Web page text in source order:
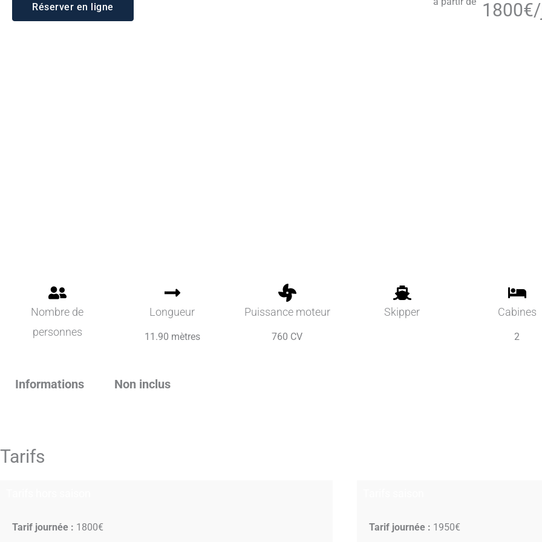
Réserver en ligne 1800
Nombre de
personnes
Longueur
11.90 mètres
Puissance moteur
760 CV
Skipper Cabines
2
Informations Non inclus
Tarifs
Tarif journée : 1800€ Tarif journée : 1950€